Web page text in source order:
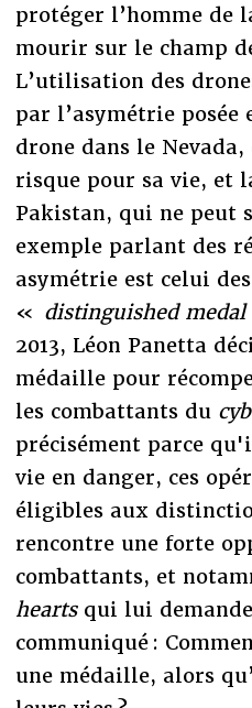
protéger l’homme de
mourir sur le champ
L’utilisation des
par l’asymétrie posée
drone dans le
risque pour sa vie, et
Pakistan, qui ne peut
exemple parlant des
asymétrie est celui
« distinguished
2013, Léon Panetta
médaille pour
les combattants du
précisément parce
vie en danger, ces
éligibles aux
rencontre une forte
combattants, et
hearts qui lui
communiqué :
une médaille, alors